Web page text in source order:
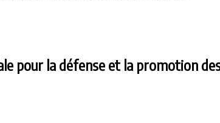
pour la défense et la promotion